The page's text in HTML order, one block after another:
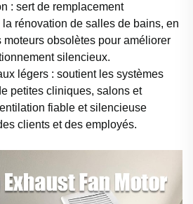
: sert de remplacement
rénovation de salles de bains, en
moteurs obsolètes pour améliorer
silencieux.
légers : soutient les systèmes
petites cliniques, salons et
fiable et silencieuse
clients et des employés.